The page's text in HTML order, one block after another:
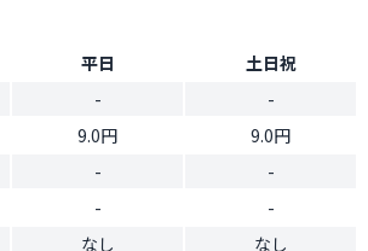
平日
土日祝
-
-
9.0円
9.0円
-
-
-
-
なし
なし